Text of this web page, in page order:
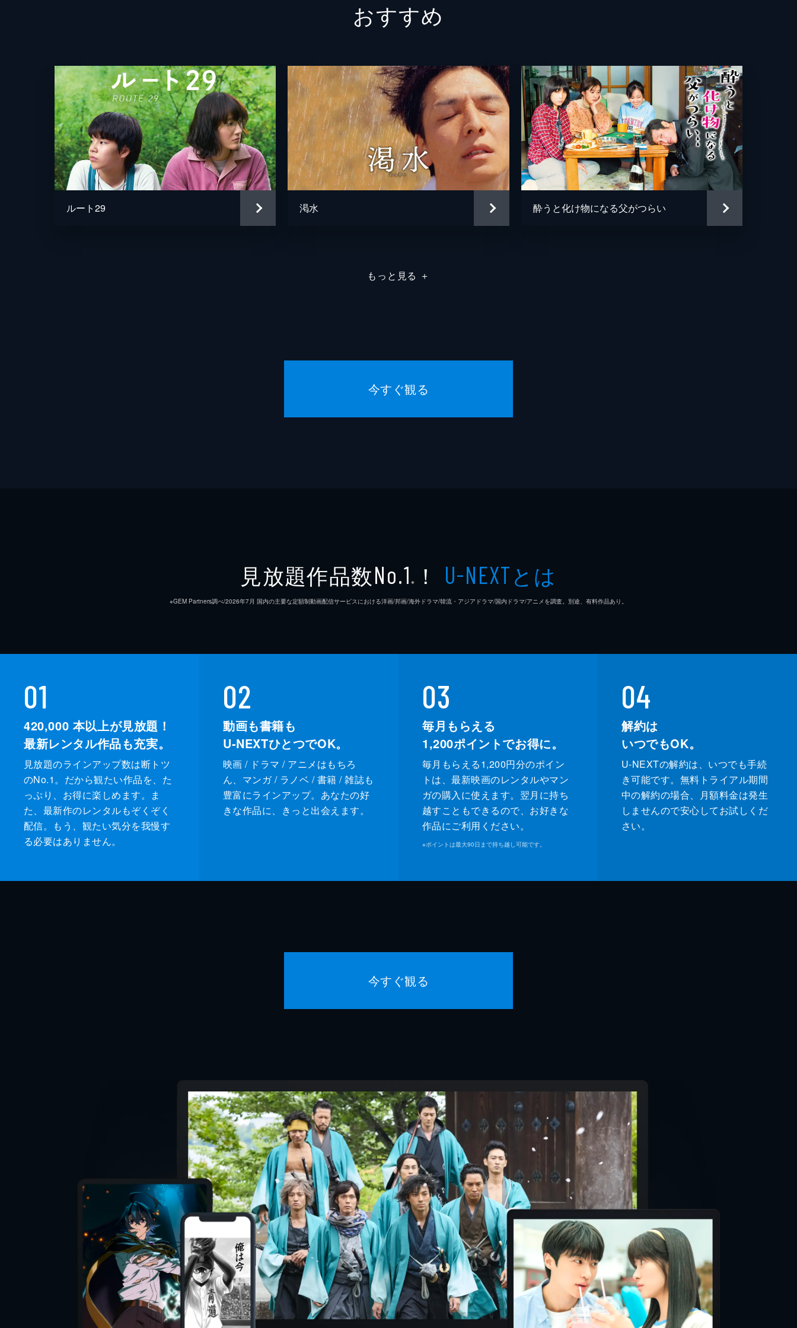
おすすめ
ルート29 渇水 酔うと化け物になる父がつらい
もっと見る ＋
今すぐ観る
見放題作品数No.1 ※ ！ U-NEXTとは
※GEM Partners調べ/2026年7⽉ 国内の主要な定額制動画配信サービスにおける洋画/邦画/海外ドラマ/韓流・アジアドラマ/国内ドラマ/アニメを調査。別途、有料作品あり。
01
420,000 本以上が見放題！
最新レンタル作品も充実。
見放題のラインアップ数は断トツ
のNo.1。だから観たい作品を、た
っぷり、お得に楽しめます。ま
た、最新作のレンタルもぞくぞく
配信。もう、観たい気分を我慢す
る必要はありません。
02
動画も書籍も
U-NEXTひとつでOK。
映画 / ドラマ / アニメはもちろ
ん、マンガ / ラノベ / 書籍 / 雑誌も
豊富にラインアップ。あなたの好
きな作品に、きっと出会えます。
03
毎月もらえる
1,200ポイントでお得に。
毎月もらえる1,200円分のポイン
トは、最新映画のレンタルやマン
ガの購入に使えます。翌月に持ち
越すこともできるので、お好きな
作品にご利用ください。
※ポイントは最大90日まで持ち越し可能です。
04
解約は
いつでもOK。
U-NEXTの解約は、いつでも手続
き可能です。無料トライアル期間
中の解約の場合、月額料金は発生
しませんので安心してお試しくだ
さい。
今すぐ観る